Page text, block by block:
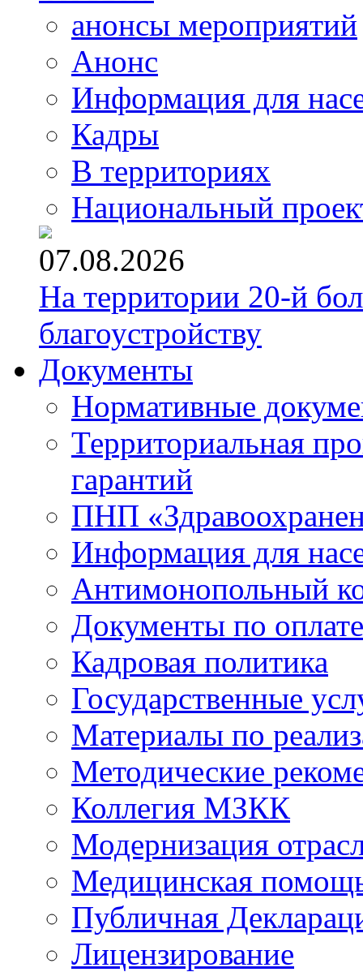
анонсы мероприятий
Анонс
Информация для
Кадры
В территориях
Национальный
07.08.2026
На территории 20-й
благоустройству
Документы
Нормативные
Территориальная
гарантий
ПНП
Информация для
Антимонопольный
Документы по
Кадровая политика
Государственные
Материалы по
Методические
Коллегия МЗКК
Модернизация
Медицинская
Публичная
Лицензирование